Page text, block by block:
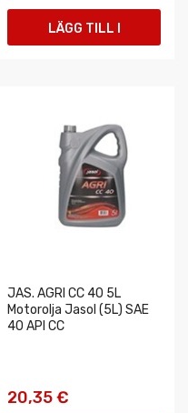
LÄGG TILL I
JAS. AGRI CC 40 5L
Motorolja Jasol (5L) SAE
40 API CC
20,35 €